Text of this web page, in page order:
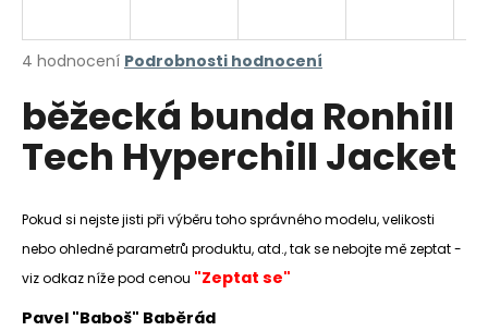
Průměrné
produktu
je
5,0
4 hodnocení Podrobnosti hodnocení
běžecká bunda Ronhill
Tech Hyperchill Jacket
Pokud si nejste jisti při výběru toho správného modelu, velikosti
nebo ohledně parametrů produktu, atd., tak se nebojte mě zeptat -
viz odkaz níže pod cenou "Zeptat se"
Pavel "Baboš" Baběrád
j
t
?
HLEDAT